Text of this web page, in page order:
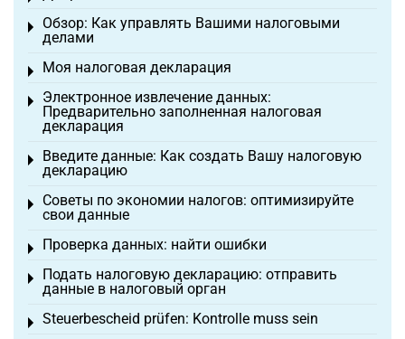
Обзор: Как управлять Вашими налоговыми
делами
Toggle menu
Моя налоговая декларация
Toggle menu
Электронное извлечение данных:
Предварительно заполненная налоговая
декларация
Toggle menu
Введите данные: Как создать Вашу налоговую
декларацию
Toggle menu
Советы по экономии налогов: оптимизируйте
свои данные
Toggle menu
Проверка данных: найти ошибки
Toggle menu
Подать налоговую декларацию: отправить
данные в налоговый орган
Toggle menu
Steuerbescheid prüfen: Kontrolle muss sein
Toggle menu